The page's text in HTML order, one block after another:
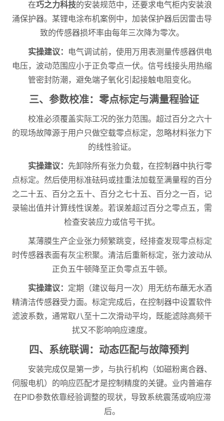
在巧之力科技的安装规范中，还要求电气柜内安装浪
涌保护器。某锂电涂布机案例中，加装保护器后因雷击导
致的传感器损坏率由每年三次降为零次。
实操建议：
电气调试前，使用万用表测量传感器供电
电压，波动范围应小于正负零点一伏。信号线接头用热缩
管密封防潮，避免端子氧化引起接触电阻变化。
三、参数校准：零点标定与满量程验证
校准必须覆盖实际工况的张力范围。超过百分之六十
的现场故障源于用户只做空载零点标定，忽略材料张力下
的线性验证。
实操建议： 先卸除所有张力负载，在控制器中执行零
点标定。然后使用标准砝码或挂重法加载至满量程的百分
之二十五、百分之五十、百分之七十五、百分之一百，记
录输出值并计算线性误差。若误差超过百分之零点五，需
检查安装应力或信号干扰。
某薄膜生产企业张力频繁跳变，经排查发现零点标定
时传感器表面有灰尘积聚。清洁后重新标定，张力波动从
正负五牛顿降至正负零点五牛顿。
实操建议： 定期（建议每月一次）用无纺布蘸无水酒
精清洁传感器受力面。标定完成后，在控制器中设置软件
滤波系数，通常取八至十二次滑动平均，既能滤除高频干
扰又不影响响应速度。
四、系统联调：动态匹配与故障预判
安装完成仅是第一步，与执行机构（如磁粉离合器、
伺服电机）的响应匹配才是控制精度的关键。业内普遍存
在PID参数依靠经验调整的现状，导致系统震荡或响应滞
后。